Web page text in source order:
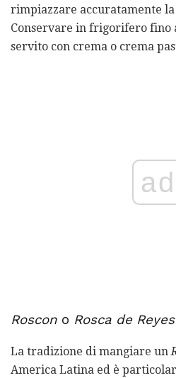
rimpiazzare accuratamente
Conservare in frigorifero fino
servito con crema o crema
ad
Roscon o Rosca de Reyes
La tradizione di mangiare un
America Latina ed è